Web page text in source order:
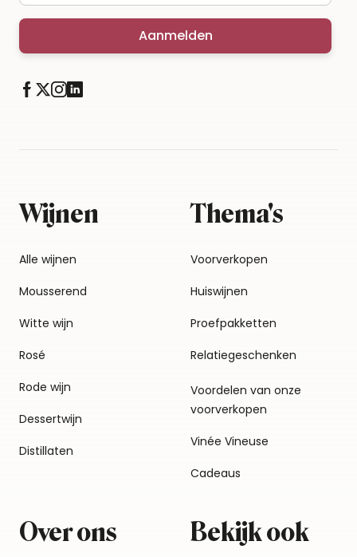
Aanmelden
Wijnen
Alle wijnen
Mousserend
Witte wijn
Rosé
Rode wijn
Dessertwijn
Distillaten
Thema's
Voorverkopen
Huiswijnen
Proefpakketten
Relatiegeschenken
Voordelen van onze
voorverkopen
Vinée Vineuse
Cadeaus
Over ons Bekijk ook